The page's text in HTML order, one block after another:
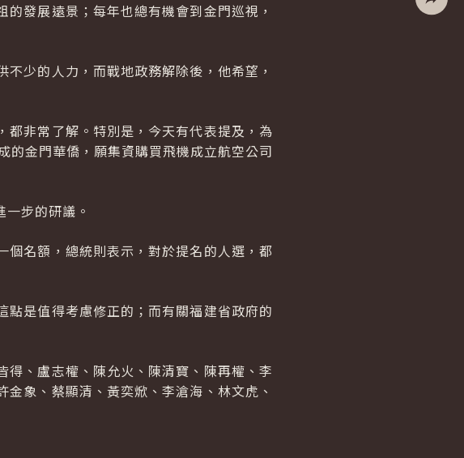
發展遠景；每年也總有機會到金門巡視，
少的人力，而戰地政務解除後，他希望，
非常了解。特別是，今天有代表提及，為
金門華僑，願集資購買飛機成立航空公司
步的研議。
名額，總統則表示，對於提名的人選，都
是值得考慮修正的；而有關福建省政府的
、盧志權、陳允火、陳清寶、陳再權、李
象、蔡顯清、黃奕焮、李滄海、林文虎、